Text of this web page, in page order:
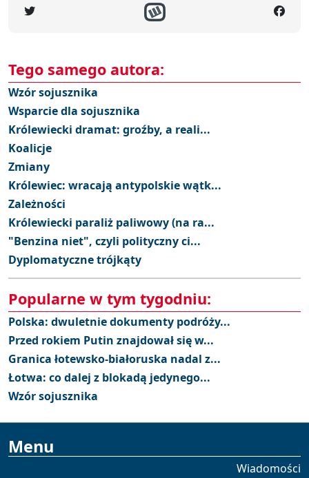
Tego samego autora:
Wzór sojusznika
Wsparcie dla sojusznika
Królewiecki dramat: groźby, a reali...
Koalicje
Zmiany
Królewiec: wracają antypolskie wątk...
Zależności
Królewiecki paraliż paliwowy (na ra...
"Benzina niet", czyli polityczny ci...
Dyplomatyczne trójkąty
Popularne w tym tygodniu:
Polska: dwuletnie dokumenty podróży...
Przed rokiem Putin znajdował się w...
Granica łotewsko-białoruska nadal z...
Łotwa: co dalej z blokadą jedynego...
Wzór sojusznika
Menu
Wiadomości